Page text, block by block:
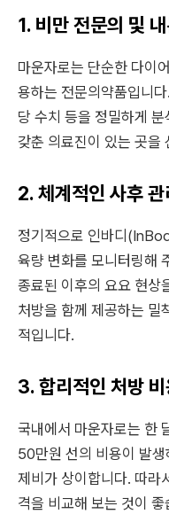
1. 비만 전문의 및
마운자로는 단순한 다이
용하는 전문의약품입니
당 수치 등을 정밀하게
갖춘 의료진이 있는 곳을
2. 체계적인 사후
정기적으로 인바디
육량 변화를 모니터링해
종료된 이후의 요요 현상
처방을 함께 제공하는 밀
적입니다.
3. 합리적인 처방
국내에서 마운자로는 한
50만원 선의 비용이 발
제비가 상이합니다. 따라
격을 비교해 보는 것이